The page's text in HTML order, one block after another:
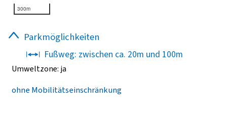
300m
Parkmöglichkeiten
Fußweg: zwischen ca. 20m und 100m
Umweltzone: ja
ohne Mobilitätseinschränkung
300m
Haltestelle Josef-Steinbüchel-Straße - Anreise zur
Pforte
Fußweg: ca. 10m